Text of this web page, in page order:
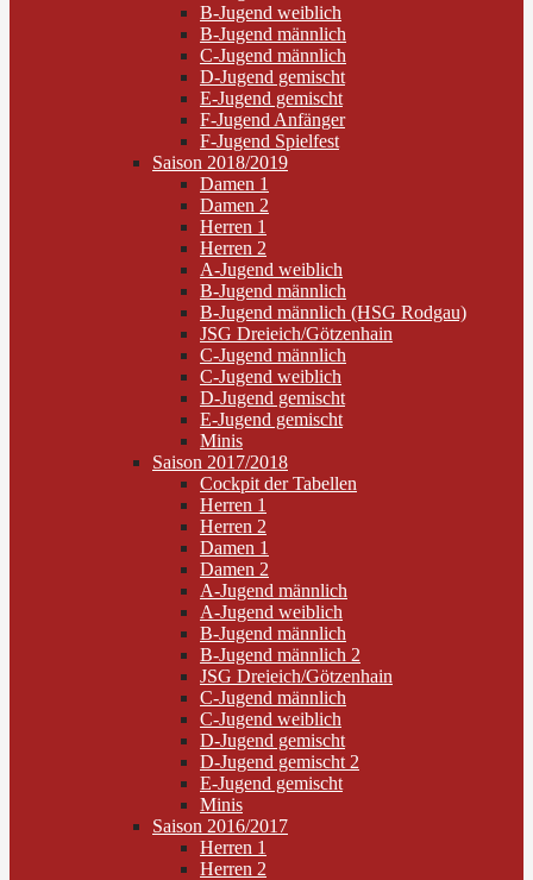
B-Jugend weiblich
B-Jugend männlich
C-Jugend männlich
D-Jugend gemischt
E-Jugend gemischt
F-Jugend Anfänger
F-Jugend Spielfest
Saison 2018/2019
Damen 1
Damen 2
Herren 1
Herren 2
A-Jugend weiblich
B-Jugend männlich
B-Jugend männlich (HSG Rodgau)
JSG Dreieich/Götzenhain
C-Jugend männlich
C-Jugend weiblich
D-Jugend gemischt
E-Jugend gemischt
Minis
Saison 2017/2018
Cockpit der Tabellen
Herren 1
Herren 2
Damen 1
Damen 2
A-Jugend männlich
A-Jugend weiblich
B-Jugend männlich
B-Jugend männlich 2
JSG Dreieich/Götzenhain
C-Jugend männlich
C-Jugend weiblich
D-Jugend gemischt
D-Jugend gemischt 2
E-Jugend gemischt
Minis
Saison 2016/2017
Herren 1
Herren 2